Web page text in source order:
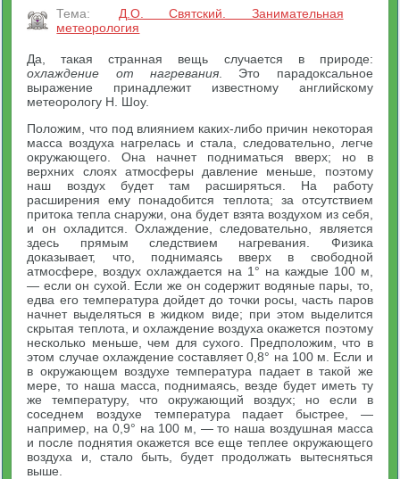
Тема:
Д.О. Святский. Занимательная
метеорология
Да, такая странная вещь случается в природе:
охлаждение от нагревания . Это парадоксальное
выражение принадлежит известному английскому
метеорологу Н. Шоу.
Положим, что под влиянием каких-либо причин некоторая
масса воздуха нагрелась и стала, следовательно, легче
окружающего. Она начнет подниматься вверх; но в
верхних слоях атмосферы давление меньше, поэтому
наш воздух будет там расширяться. На работу
расширения ему понадобится теплота; за отсутствием
притока тепла снаружи, она будет взята воздухом из себя,
и он охладится. Охлаждение, следовательно, является
здесь прямым следствием нагревания. Физика
доказывает, что, поднимаясь вверх в свободной
атмосфере, воздух охлаждается на 1° на каждые 100 м,
— если он сухой. Если же он содержит водяные пары, то,
едва его температура дойдет до точки росы, часть паров
начнет выделяться в жидком виде; при этом выделится
скрытая теплота, и охлаждение воздуха окажется поэтому
несколько меньше, чем для сухого. Предположим, что в
этом случае охлаждение составляет 0,8° на 100 м. Если и
в окружающем воздухе температура падает в такой же
мере, то наша масса, поднимаясь, везде будет иметь ту
же температуру, что окружающий воздух; но если в
соседнем воздухе температура падает быстрее, —
например, на 0,9° на 100 м, — то наша воздушная масса
и после поднятия окажется все еще теплее окружающего
воздуха и, стало быть, будет продолжать вытесняться
выше.